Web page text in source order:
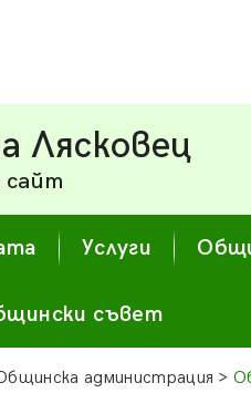
Лясковец
сайт
Услуги
съвет
администрация >